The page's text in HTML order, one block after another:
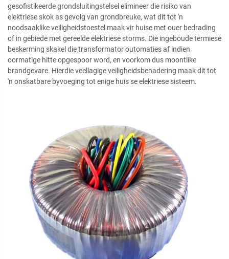
gesofistikeerde grondsluitingstelsel elimineer die risiko van
elektriese skok as gevolg van grondbreuke, wat dit tot 'n
noodsaaklike veiligheidstoestel maak vir huise met ouer bedrading
of in gebiede met gereelde elektriese storms. Die ingeboude termiese
beskerming skakel die transformator outomaties af indien
oormatige hitte opgespoor word, en voorkom dus moontlike
brandgevare. Hierdie veellagige veiligheidsbenadering maak dit tot
'n onskatbare byvoeging tot enige huis se elektriese sisteem.